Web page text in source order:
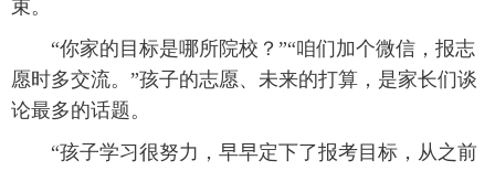
束。
“你家的目标是哪所院校？”“咱们加个微信，报志
愿时多交流。”孩子的志愿、未来的打算，是家长们谈
论最多的话题。
“孩子学习很努力，早早定下了报考目标，从之前